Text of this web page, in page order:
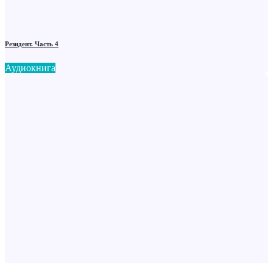
Резидент. Часть 4
Аудиокнига